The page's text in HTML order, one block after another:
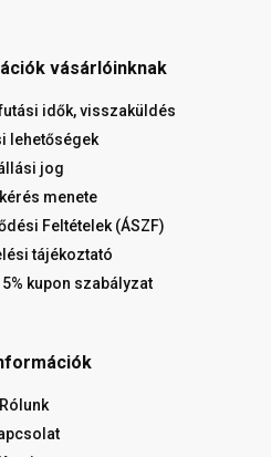
vásárlóinknak
idők, visszaküldés
lehetőségek
jog
menete
Feltételek (ÁSZF)
tájékoztató
kupon szabályzat
Rólunk